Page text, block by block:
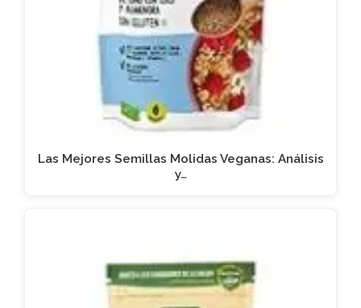
Las Mejores Semillas Molidas Veganas: Análisis
y…